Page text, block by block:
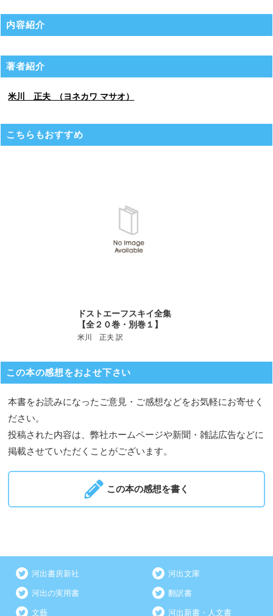
内容紹介
著者紹介
米川 正夫 （ヨネカワ マサオ）
こちらもおすすめ
ドストエーフスキイ全集
【全２０巻・別巻１】
米川 正夫 訳
この本の感想をおよせ下さい
本書をお読みになったご意見・ご感想などをお気軽にお寄せく
ださい。
投稿された内容は、弊社ホームページや新聞・雑誌広告などに
掲載させていただくことがございます。
この本の感想を書く
河出書房新社 河出文庫
河出の実用書 翻訳書
文藝 河出新書・人文書